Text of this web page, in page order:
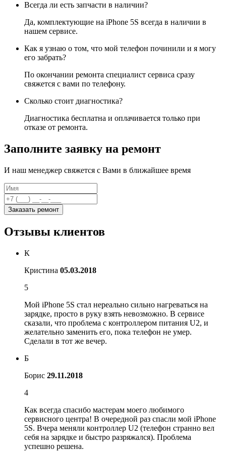
Всегда ли есть запчасти в наличии?
Да, комплектующие на iPhone 5S всегда в наличии в
нашем сервисе.
Как я узнаю о том, что мой телефон починили и я могу
его забрать?
По окончании ремонта специалист сервиса сразу
свяжется с вами по телефону.
Сколько стоит диагностика?
Диагностика бесплатна и оплачивается только при
отказе от ремонта.
Заполните заявку на ремонт
И наш менеджер свяжется с Вами в ближайшее время
Заказать ремонт
Отзывы клиентов
К
Кристина 05.03.2018
5
Мой iPhone 5S стал нереально сильно нагреваться на
зарядке, просто в руку взять невозможно. В сервисе
сказали, что проблема с контроллером питания U2, и
желательно заменить его, пока телефон не умер.
Сделали в тот же вечер.
Б
Борис 29.11.2018
4
Как всегда спасибо мастерам моего любимого
сервисного центра! В очередной раз спасли мой iPhone
5S. Вчера меняли контроллер U2 (телефон странно вел
себя на зарядке и быстро разряжался). Проблема
успешно решена.